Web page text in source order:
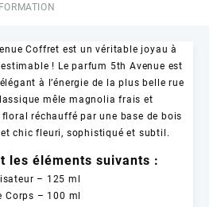
Coffret est un véritable joyau à
! Le parfum 5th Avenue est
à l’énergie de la plus belle rue
mêle magnolia frais et
réchauffé par une base de bois
chic fleuri, sophistiqué et subtil.
les éléments suivants :
– 125 ml
– 100 ml